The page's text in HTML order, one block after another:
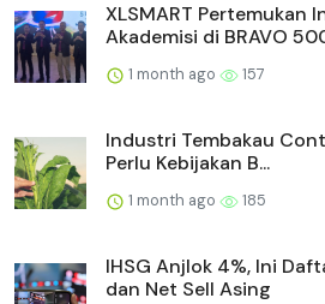
XLSMART Pertemukan
Akademisi di BRAVO
1 month ago 157
Industri Tembakau
Perlu Kebijakan B...
1 month ago 185
IHSG Anjlok 4%, Ini
dan Net Sell Asing